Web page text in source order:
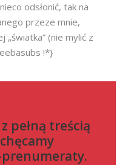
odsłonić, tak na
przeze mnie,
„światka” (nie mylić z
!*}
pełną treścią
.